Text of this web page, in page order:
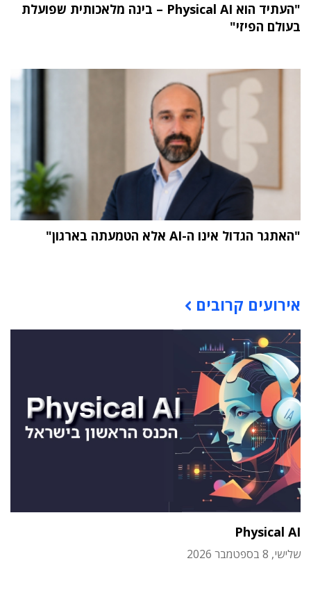
"העתיד הוא Physical AI – בינה מלאכותית שפועלת
בעולם הפיזי"
"האתגר הגדול אינו ה-AI אלא הטמעתה בארגון"
אירועים קרובים
Physical AI
שלישי, 8 בספטמבר 2026